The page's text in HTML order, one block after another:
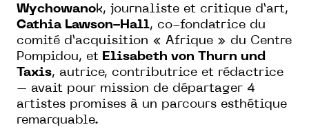
Wychowanok, journaliste et critique d’art,
Cathia Lawson-Hall, co-fondatrice du
comité d’acquisition « Afrique » du Centre
Pompidou, et Elisabeth von Thurn und
Taxis, autrice, contributrice et rédactrice
– avait pour mission de départager 4
artistes promises à un parcours esthétique
remarquable.